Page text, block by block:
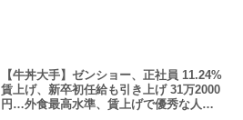
【牛丼大手】ゼンショー、正社員 11.24%
賃上げ、新卒初任給も引き上げ 31万2000
円…外食最高水準、賃上げで優秀な人材